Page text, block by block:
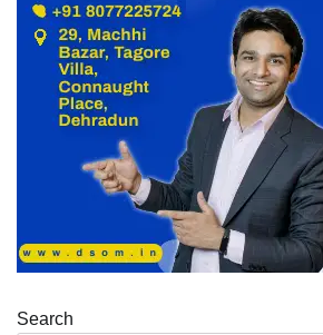
Search